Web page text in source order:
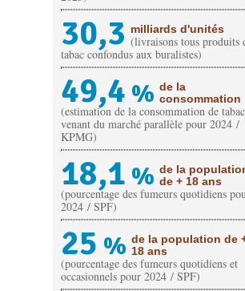
30,3 milliards d'unités
(livraisons tous produits
tabac confondus aux buralistes)
49,4 % de la
consommation
(estimation de la consommation de tabac
venant du marché parallèle pour 2024 /
KPMG)
18,1 % de la
de + 18 ans
(pourcentage des fumeurs quotidiens
2024 / SPF)
25 % de la population de
18 ans
(pourcentage des fumeurs quotidiens et
occasionnels pour 2024 / SPF)